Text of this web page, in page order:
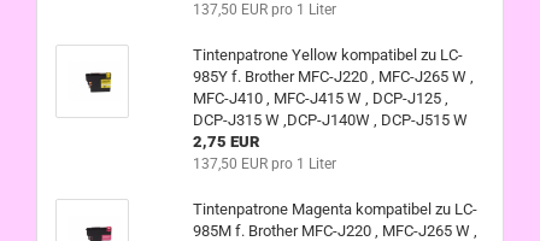
137,50 EUR pro 1 Liter
Tintenpatrone Yellow kompatibel zu LC-
985Y f. Brother MFC-J220 , MFC-J265 W ,
MFC-J410 , MFC-J415 W , DCP-J125 ,
DCP-J315 W ,DCP-J140W , DCP-J515 W
2,75 EUR
137,50 EUR pro 1 Liter
Tintenpatrone Magenta kompatibel zu LC-
985M f. Brother MFC-J220 , MFC-J265 W ,